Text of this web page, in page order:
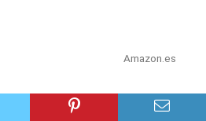
Amazon.es